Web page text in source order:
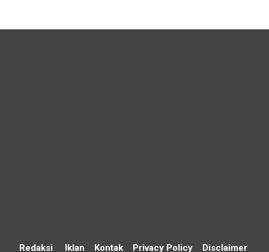
Redaksi Iklan Kontak Privacy Policy Disclaimer